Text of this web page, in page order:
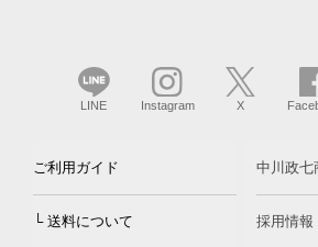
LINE Instagram X
ご利用ガイド
└ 送料について
中川政七
採用情報